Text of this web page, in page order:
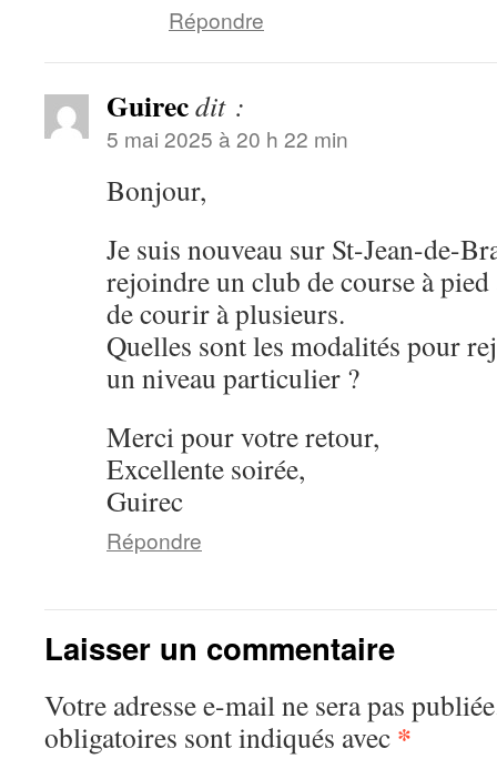
Répondre
Guirecdit :
5 mai 2025 à 20 h 22 min
Bonjour,
Je suis nouveau sur St-Jean-de-
rejoindre un club de course à
de courir à plusieurs.
Quelles sont les modalités pour
un niveau particulier ?
Merci pour votre retour,
Excellente soirée,
Guirec
Répondre
Laisser un commentaire
Votre adresse e-mail ne sera pas
obligatoires sont indiqués avec *